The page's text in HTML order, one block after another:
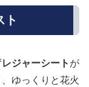
ト
レジャーシート が
ゆっくりと花火